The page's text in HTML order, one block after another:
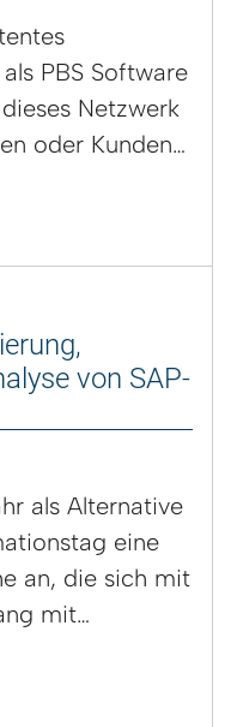
PBS Software
Netzwerk
oder Kunden…
von SAP-
als Alternative
eine
an, die sich mit
mit…